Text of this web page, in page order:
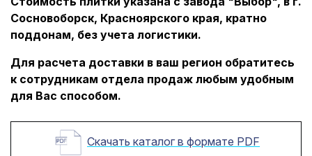
Сосновоборск, Красноярского края, кратно
поддонам, без учета логистики.
Для расчета доставки в ваш регион обратитесь
к сотрудникам отдела продаж любым удобным
для Вас способом.
Скачать каталог в формате PDF